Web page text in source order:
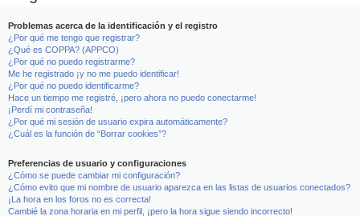
Problemas acerca de la identificación y el registro
¿Por qué me tengo que registrar?
¿Qué es COPPA? (APPCO)
¿Por qué no puedo registrarme?
Me he registrado ¡y no me puedo identificar!
¿Por qué no puedo identificarme?
Hace un tiempo me registré, ¡pero ahora no puedo conectarme!
¡Perdí mi contraseña!
¿Por qué mi sesión de usuario expira automáticamente?
¿Cuál es la función de “Borrar cookies”?
Preferencias de usuario y configuraciones
¿Cómo se puede cambiar mi configuración?
¿Cómo evito que mi nombre de usuario aparezca en las listas de usuarios conectados?
¡La hora en los foros no es correcta!
Cambié la zona horaria en mi perfil, ¡pero la hora sigue siendo incorrecto!